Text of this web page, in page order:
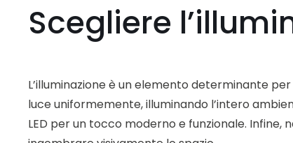
Scegliere
L’illuminazione è un elemento determinante
luce uniformemente, illuminando l’intero
LED per un tocco moderno e funzionale.